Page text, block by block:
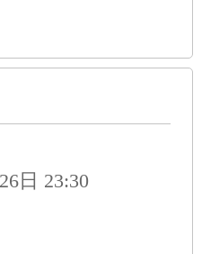
日 23:30